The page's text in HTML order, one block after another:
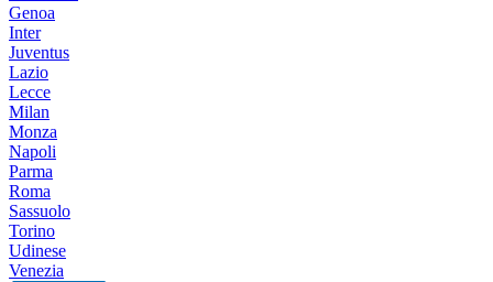
Genoa
Inter
Juventus
Lazio
Lecce
Milan
Monza
Napoli
Parma
Roma
Sassuolo
Torino
Udinese
Venezia